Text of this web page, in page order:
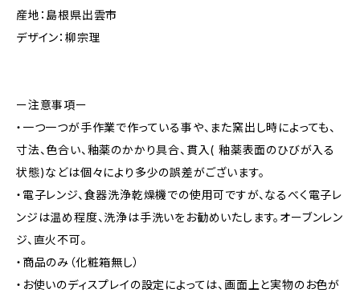
産地：島根県出雲市
デザイン：柳宗理
ー注意事項ー
・一つ一つが手作業で作っている事や、また窯出し時によっても、
寸法、色合い、釉薬のかかり具合、貫入( 釉薬表面のひびが入る
状態)などは個々により多少の誤差がございます。
・電子レンジ、食器洗浄乾燥機での使用可ですが、なるべく電子レ
ンジは温め程度、洗浄は手洗いをお勧めいたします。オーブンレン
ジ、直火不可。
・商品のみ（化粧箱無し）
・お使いのディスプレイの設定によっては、画面上と実物のお色が